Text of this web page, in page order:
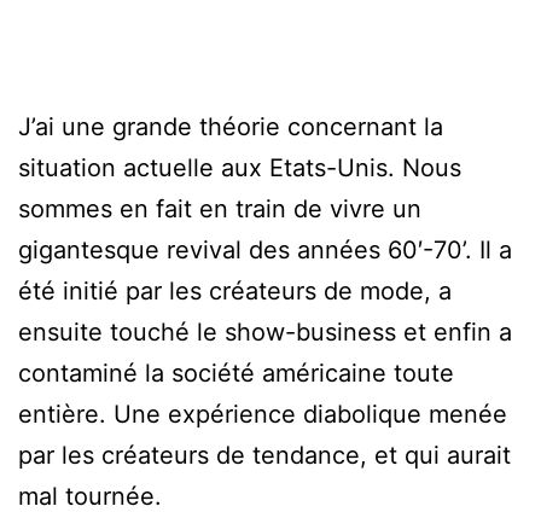
J’ai une grande théorie concernant la
situation actuelle aux Etats-Unis. Nous
sommes en fait en train de vivre un
gigantesque revival des années 60′-70’. Il a
été initié par les créateurs de mode, a
ensuite touché le show-business et enfin a
contaminé la société américaine toute
entière. Une expérience diabolique menée
par les créateurs de tendance, et qui aurait
mal tournée.